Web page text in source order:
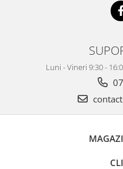
Luni - Vineri 9:30 -